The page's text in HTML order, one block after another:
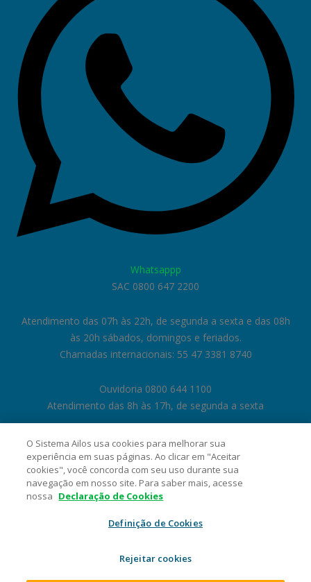
Whatsappp
SAC 0800 647 2200
Atendimento das 07h às 22h, de segunda a sexta e das 08h
às 20h sábados, domingos e feriados.
Chamadas internacionais: 55 47 3381 8740
Ouvidoria 0800 644 1100
Atendimento das 8h às 17h, de segunda a sexta
Cooperativa Central de Crédito Ailos - CNPJ 05.463.212/0001-29 Rua
O Sistema Ailos usa cookies para melhorar sua
experiência em suas páginas. Ao clicar em "Aceitar
cookies", você concorda com seu uso durante sua
navegação em nosso site. Para saber mais, acesse
nossa Declaração de Cookies
Definição de Cookies
Rejeitar cookies